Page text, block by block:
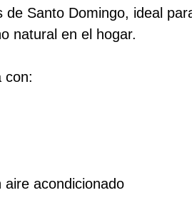
de Santo Domingo, ideal
natural en el hogar.
con:
acondicionado